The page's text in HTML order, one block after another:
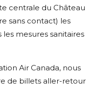
centrale du Château
sans contact) les
mesures sanitaires
Air Canada, nous
de billets aller-retour